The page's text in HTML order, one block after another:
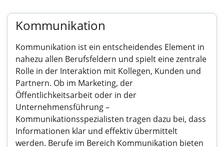
Kommunikation
Kommunikation ist ein entscheidendes Element in
nahezu allen Berufsfeldern und spielt eine zentrale
Rolle in der Interaktion mit Kollegen, Kunden und
Partnern. Ob im Marketing, der
Öffentlichkeitsarbeit oder in der
Unternehmensführung –
Kommunikationsspezialisten tragen dazu bei, dass
Informationen klar und effektiv übermittelt
werden. Berufe im Bereich Kommunikation bieten